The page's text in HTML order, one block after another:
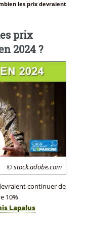
les prix devraient
prix
2024 ?
© stock.adobe.com
continuer de
10%
Lapalus